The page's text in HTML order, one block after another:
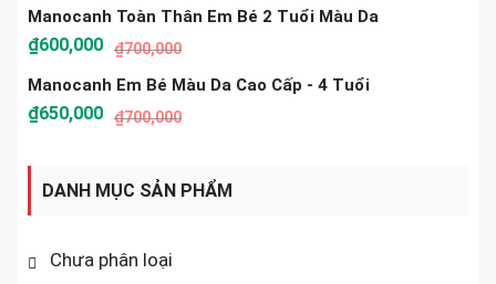
Manocanh Toàn Thân Em Bé 2 Tuổi Màu Da
₫700,000
₫600,000
Manocanh Em Bé Màu Da Cao Cấp - 4 Tuổi
₫700,000
₫650,000
DANH MỤC SẢN PHẨM
Chưa phân loại